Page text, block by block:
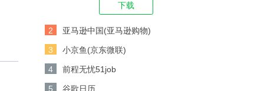
下载
2 亚马逊中国(亚马逊购物)
3 小京鱼(京东微联)
4 前程无忧51job
5 谷歌日历